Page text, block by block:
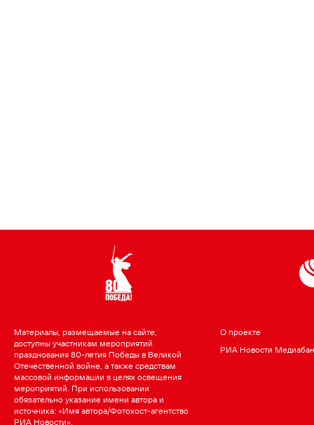
Материалы, размещаемые на сайте,
доступны участникам мероприятий
празднования 80-летия Победы в Великой
Отечественной войне, а также средствам
массовой информации в целях освещения
мероприятий. При использовании
обязательно указание имени автора и
источника: «Имя автора/Фотохост-агентство
РИА Новости».
О проекте
РИА Новости